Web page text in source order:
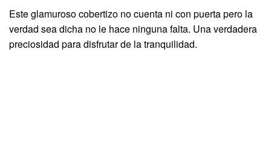
Este glamuroso cobertizo no cuenta ni con puerta pero la
verdad sea dicha no le hace ninguna falta. Una verdadera
preciosidad para disfrutar de la tranquilidad.